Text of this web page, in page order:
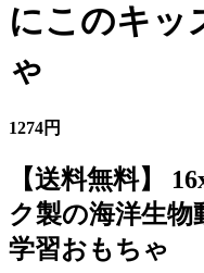
にこのキッ
ゃ
1274円
【送料無料】
ク製の海洋生物
学習おもちゃ